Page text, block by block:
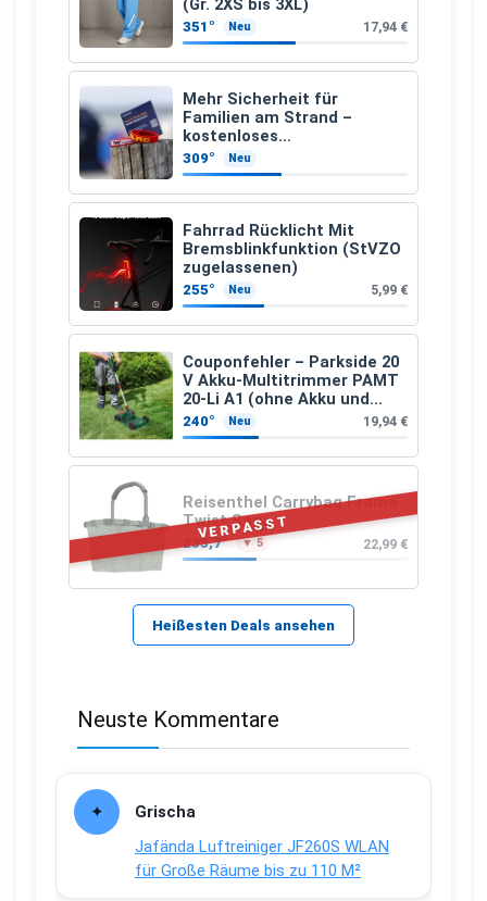
(Gr. 2XS bis 3XL)
351° Neu 17,94 €
Mehr Sicherheit für
Familien am Strand –
kostenloses
Kindersuchband der DLRG
309° Neu
Fahrrad Rücklicht Mit
Bremsblinkfunktion (StVZO
zugelassenen)
255° Neu 5,99 €
Couponfehler – Parkside 20
V Akku-Multitrimmer PAMT
20-Li A1 (ohne Akku und
Ladegerät)
240° Neu 19,94 €
VERPASST
Reisenthel Carrybag Frame
Twist Sage
233,7° ▼ 5 22,99 €
Heißesten Deals ansehen
Neuste Kommentare
Grischa
Jafända Luftreiniger JF260S WLAN
für Große Räume bis zu 110 M²